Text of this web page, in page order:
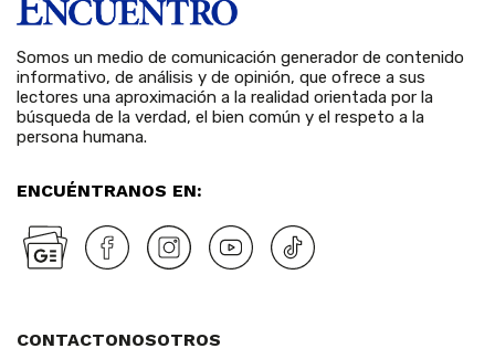
Somos un medio de comunicación generador de contenido
informativo, de análisis y de opinión, que ofrece a sus
lectores una aproximación a la realidad orientada por la
búsqueda de la verdad, el bien común y el respeto a la
persona humana.
ENCUÉNTRANOS EN:
CONTACTONOSOTROS